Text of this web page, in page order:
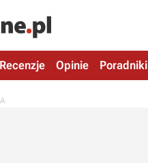
Recenzje Opinie Poradniki